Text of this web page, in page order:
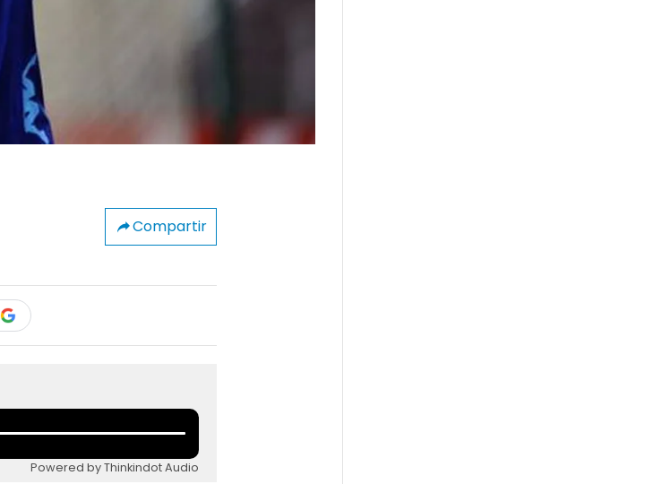
Compartir
Powered by Thinkindot Audio